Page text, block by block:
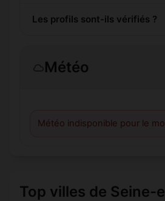
Les profils sont-ils vérifiés ?
Météo
Météo indisponible pour le
Top villes de Seine-